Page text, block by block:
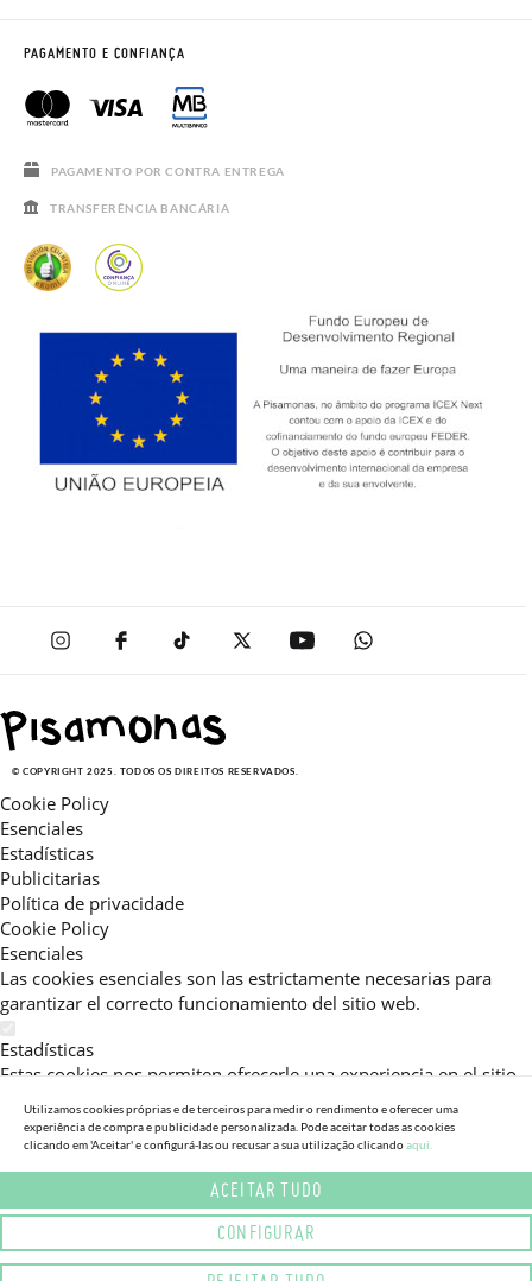
AVISO LEGAL, PRIVACIDADE E COOKIES
SALDOS
HORÁRIO
PERGUNTAS FREQUENTES
PAGAMENTO E CONFIANÇA
PAGAMENTO POR CONTRA ENTREGA
TRANSFERÊNCIA BANCÁRIA
© COPYRIGHT 2025. TODOS OS DIREITOS RESERVADOS.
Cookie Policy
Esenciales
Estadísticas
Publicitarias
Política de privacidade
Cookie Policy
Esenciales
Las cookies esenciales son las estrictamente necesarias para
garantizar el correcto funcionamiento del sitio web.
Estadísticas
Estas cookies nos permiten ofrecerle una experiencia en el sitio
adaptada a su navegación (recomendaciones de producto
personalizadas, énfasis en categorías frecuentemente
consultadas, etc).Al activar esta cookie, nos ayuda a mejorar aún
más su experiencia.
Publicitarias
Estas cookies permiten a nuestros socios publicitarios enviarle
mensajes específicos y personalizados.
Utilizamos cookies próprias e de terceiros para medir o rendimento e oferecer uma
experiência de compra e publicidade personalizada. Pode aceitar todas as cookies
clicando em 'Aceitar' e configurá-las ou recusar a sua utilização clicandoaqui.
ACEITAR TUDO
CONFIGURAR